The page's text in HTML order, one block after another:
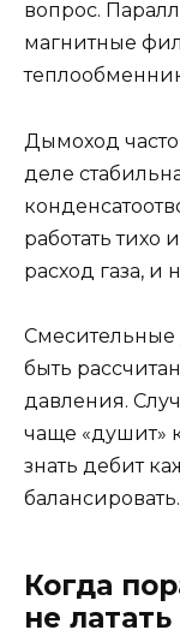
вопрос.
магнитные
Дымоход
деле
работать тихо
расход газа, и
Смесительные
быть
давления.
чаще «душит»
знать дебит
балансировать.
Когда
не латать